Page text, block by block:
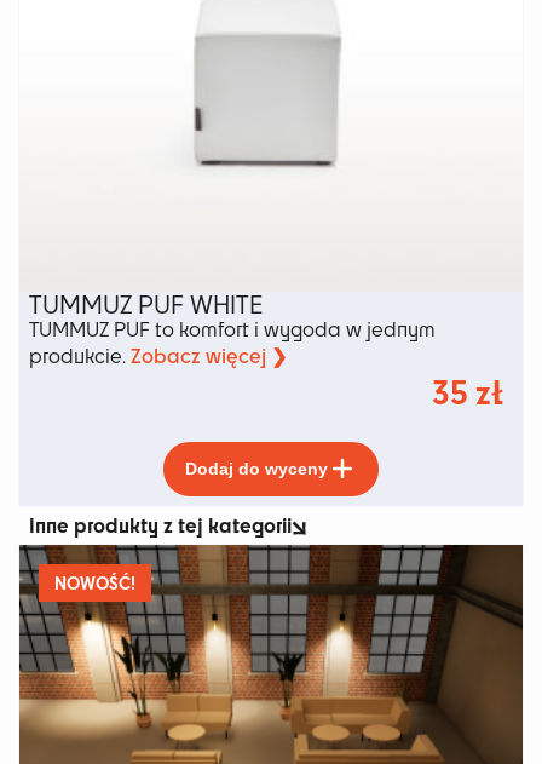
TUMMUZ PUF WHITE
TUMMUZ PUF to komfort i wygoda w jednym
produkcie. Zobacz więcej ❯
35 zł
Dodaj do wyceny
produkt
ma
wiele
wariantów.
Opcje
można
wybrać
na
stronie
produktu
Inne produkty z tej kategorii
NOWOŚĆ!